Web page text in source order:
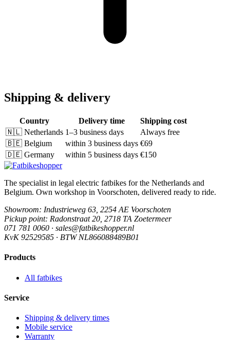
Shipping & delivery
Country Delivery time
Shipping cost
🇳🇱 Netherlands 1–3 business days
Always free
🇧🇪 Belgium within 3 business days €69
🇩🇪 Germany within 5 business days €150
The specialist in legal electric fatbikes for the Netherlands and
Belgium. Own workshop in Voorschoten, delivered ready to ride.
Showroom: Industrieweg 63, 2254 AE Voorschoten
Pickup point: Radonstraat 20, 2718 TA Zoetermeer
071 781 0060 · sales@fatbikeshopper.nl
KvK 92529585 · BTW NL866088489B01
Products
All fatbikes
Service
Shipping & delivery times
Mobile service
Warranty